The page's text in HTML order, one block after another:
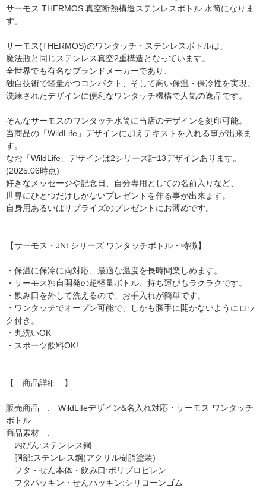
サーモス THERMOS 真空断熱構造ステンレスボトル 水筒になりま
す。
サーモス(THERMOS)のワンタッチ・ステンレスボトルは、
魔法瓶と同じステンレス真空2重構造となっています。
全世界でも有名なブランドメーカーであり、
独自技術で軽量かつコンパクト、そして高い保温・保冷性を実現。
洗練されたデザインに便利なワンタッチ機構で人気の逸品です。
そんなサーモスのワンタッチ水筒に当店のデザインを刻印可能。
当商品の「WildLife」デザインに加えテキストを入れる事が出来ま
す。
なお「WildLife」デザインは2シリーズ計13デザインあります。
(2025.06時点)
好きなメッセージや記念日、自分専用としての名前入りなど、
世界にひとつだけしかないプレゼントを作る事が出来ます。
自身用あるいはサプライズのプレゼントにお薄めです。
【サーモス・JNLシリーズ ワンタッチボトル・特徴】
・保温に保冷に両対応、最適な温度を長時間楽しめます。
・サーモス独自開発の超軽量ボトル、持ち運びもラクラクです。
・飲み口を外して洗えるので、お手入れが簡単です。
・ワンタッチでオープン可能で、しかも勝手に開かないようにロッ
ク付き。
・丸洗いOK
・スポーツ飲料OK!
【 商品詳細 】
販売商品 : WildLifeデザイン&名入れ対応・サーモス ワンタッチ
ボトル
商品素材 :
内びん:ステンレス鋼
胴部:ステンレス鋼(アクリル樹脂塗装)
フタ・せん本体・飲み口:ポリプロピレン
フタパッキン・せんパッキン:シリコーンゴム